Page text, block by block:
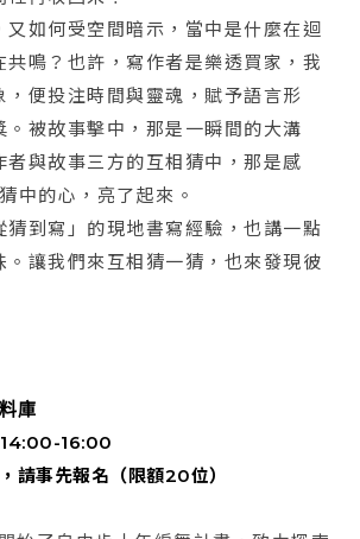
又如何受空間暗示，當中是什麼在迴
共鳴？也許，寫作者是樂透買家，我
，便投注時間與靈魂，賦予語言形
。被故事擊中，那是一瞬間的大溝
者與故事三方的互相猜中，那是感
中的心，亮了起來。
猜到寫」的現地書寫經驗，也講一點
。讓我們來互相猜一猜，也來發現彼
庫
14:00-16:00
請事先報名（限額20位）